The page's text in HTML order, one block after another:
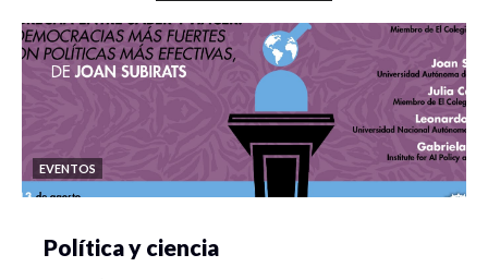
EVENTOS
Política y ciencia